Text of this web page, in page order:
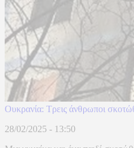
Ουκρανία: Τρεις άνθρωποι
28/02/2025 - 13:50